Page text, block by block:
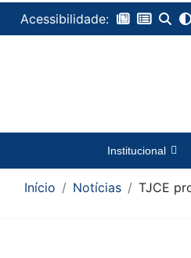
Acessibilidade:
Institucional
Início Notícias TJCE